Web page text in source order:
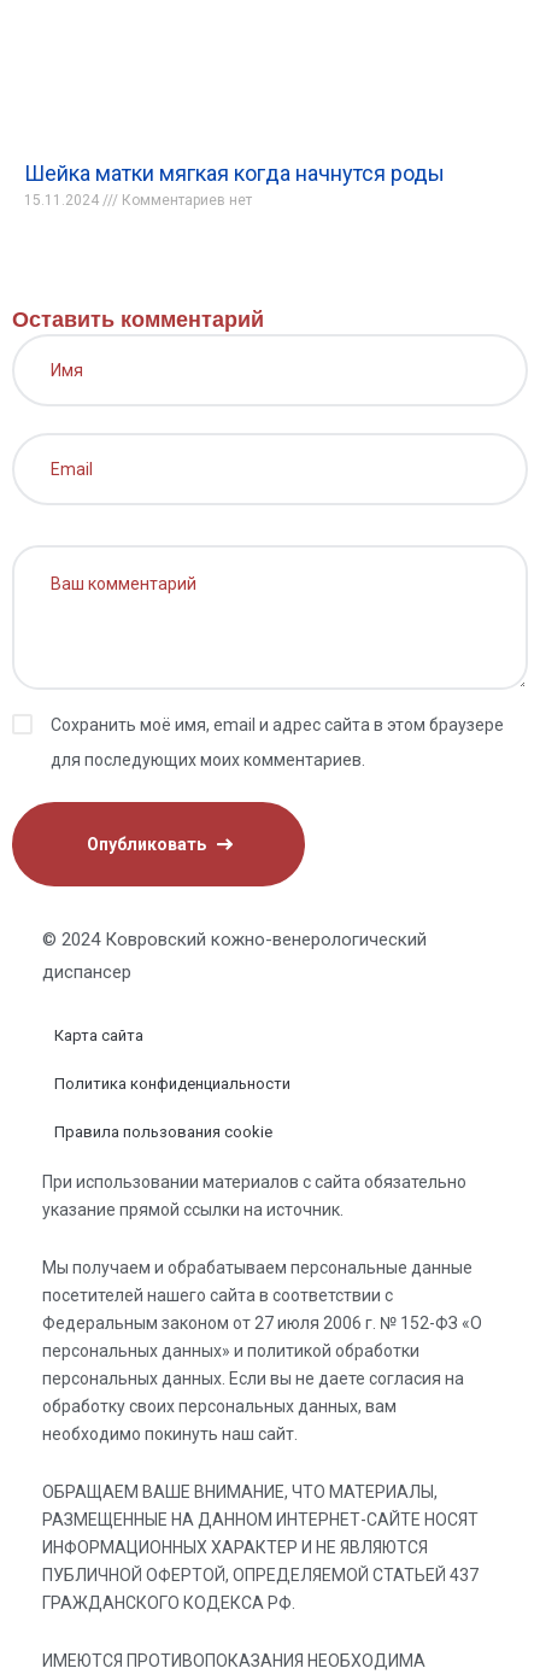
Шейка матки мягкая когда начнутся роды
15.11.2024 Комментариев нет
Оставить комментарий
Сохранить моё имя, email и адрес сайта в этом браузере
для последующих моих комментариев.
© 2024 Ковровский кожно-венерологический
диспансер
Карта сайта
Политика конфиденциальности
Правила пользования cookie
При использовании материалов с сайта обязательно
указание прямой ссылки на источник.
Мы получаем и обрабатываем персональные данные
посетителей нашего сайта в соответствии с
Федеральным законом от 27 июля 2006 г. № 152-ФЗ «О
персональных данных» и политикой обработки
персональных данных. Если вы не даете согласия на
обработку своих персональных данных, вам
необходимо покинуть наш сайт.
ОБРАЩАЕМ ВАШЕ ВНИМАНИЕ, ЧТО МАТЕРИАЛЫ,
РАЗМЕЩЕННЫЕ НА ДАННОМ ИНТЕРНЕТ-САЙТЕ НОСЯТ
ИНФОРМАЦИОННЫХ ХАРАКТЕР И НЕ ЯВЛЯЮТСЯ
ПУБЛИЧНОЙ ОФЕРТОЙ, ОПРЕДЕЛЯЕМОЙ СТАТЬЕЙ 437
ГРАЖДАНСКОГО КОДЕКСА РФ.
ИМЕЮТСЯ ПРОТИВОПОКАЗАНИЯ НЕОБХОДИМА